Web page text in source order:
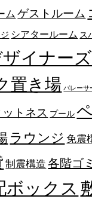
ム ゲストルーム
シアタールーム ス
イナーズ
置き場 バレーサ
トネス プール
ラウンジ 免震
制震構造 各階ゴ
ボックス